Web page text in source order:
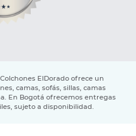
ElDorado ofrece un
camas, sofás, sillas, camas
En Bogotá ofrecemos entregas
sujeto a disponibilidad.